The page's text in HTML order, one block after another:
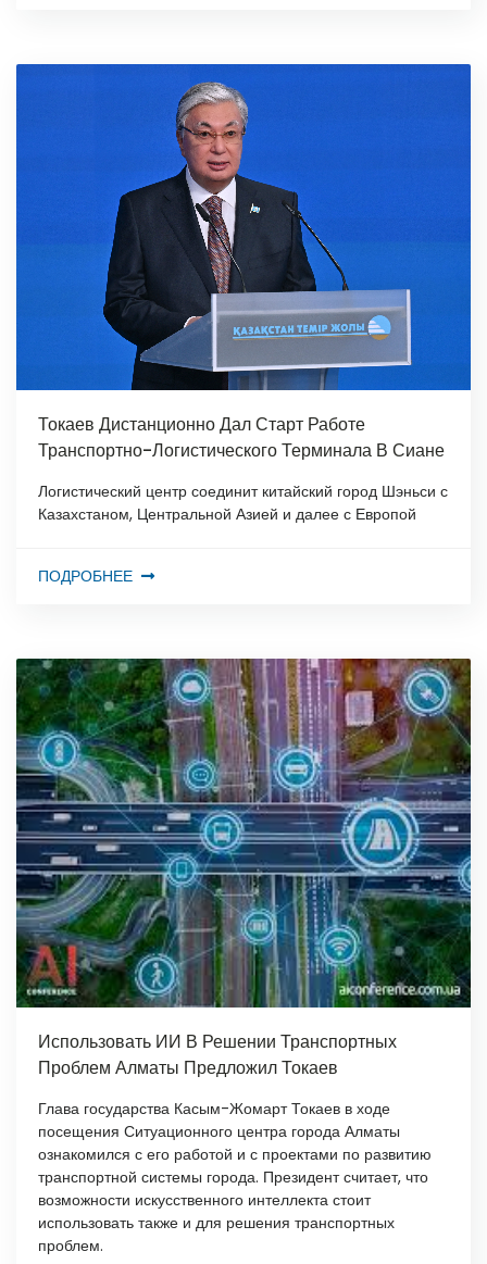
Токаев Дистанционно Дал Старт Работе
Транспортно-Логистического Терминала В Сиане
Логистический центр соединит китайский город Шэньси с
Казахстаном, Центральной Азией и далее с Европой
ПОДРОБНЕЕ
Использовать ИИ В Решении Транспортных
Проблем Алматы Предложил Токаев
Глава государства Касым-Жомарт Токаев в ходе
посещения Ситуационного центра города Алматы
ознакомился с его работой и с проектами по развитию
транспортной системы города. Президент считает, что
возможности искусственного интеллекта стоит
использовать также и для решения транспортных
проблем.